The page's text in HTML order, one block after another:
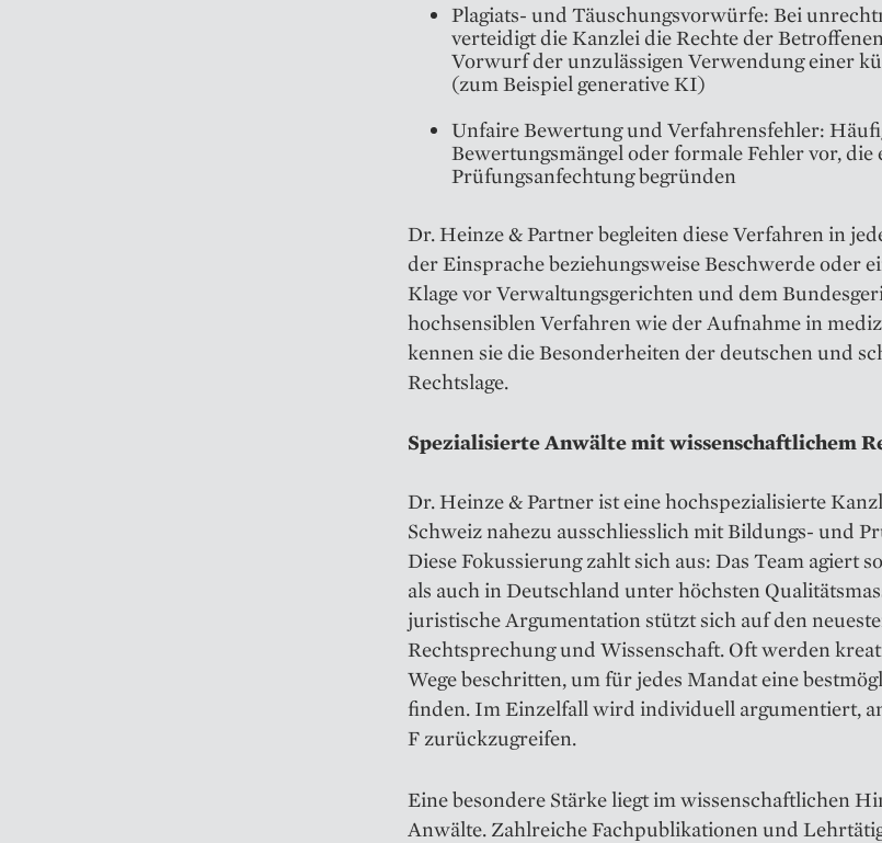
Plagiats- und Täuschungsvorwürfe: Bei
verteidigt die Kanzlei die Rechte der
Vorwurf der unzulässigen Verwendung einer
(zum Beispiel generative KI)
Unfaire Bewertung und Verfahrensfehler:
Bewertungsmängel oder formale Fehler vor, die
Prüfungsanfechtung begründen
Dr. Heinze & Partner begleiten diese Verfahren in
der Einsprache beziehungsweise Beschwerde oder
Klage vor Verwaltungsgerichten und dem
hochsensiblen Verfahren wie der Aufnahme in
kennen sie die Besonderheiten der deutschen und
Rechtslage.
Spezialisierte Anwälte mit wissenschaftlichem
Dr. Heinze & Partner ist eine hochspezialisierte
Schweiz nahezu ausschliesslich mit Bildungs- und
Diese Fokussierung zahlt sich aus: Das Team agiert
als auch in Deutschland unter höchsten
juristische Argumentation stützt sich auf den
Rechtsprechung und Wissenschaft. Oft werden
Wege beschritten, um für jedes Mandat eine
finden. Im Einzelfall wird individuell argumentiert,
F zurückzugreifen.
Eine besondere Stärke liegt im wissenschaftlichen
Anwälte. Zahlreiche Fachpublikationen und